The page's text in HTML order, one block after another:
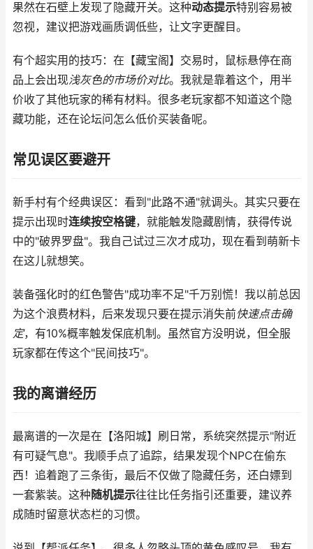
果然在石壁上发现了隐藏开关。这种动态提示特别容易被
忽视，建议把游戏画质调低些，让文字更醒目。
有个超实用的技巧：在【藏宝阁】交易时，鼠标悬停在商
品上会出现浅灰色的市场价对比。我就是靠着这个，用半
价收了其他玩家的稀有材料。很多老玩家都不知道这个隐
藏功能，还在论坛问怎么低价买装备呢。
常见误区要避开
新手村有个经典误区：看到"此路不通"就调头。其实只要在
提示出现时连续按空格键，就能触发隐藏剧情，获得传说
中的"破界罗盘"。我自己试过三次才成功，现在看到萌新卡
在这儿就想笑。
装备强化时的红色警告"成功率不足"千万别慌！我以前总因
为这个浪费材料，后来发现只要在提示消失前快速点击确
定，有10%概率触发保底机制。虽然官方没明说，但全服
玩家都在传这个"民间技巧"。
我的离谱经历
最离谱的一次是在【洛阳城】刷日常，系统突然提示"附近
有可疑气息"。我顺手点了追踪，结果发现个NPC在偷东
西！追着跑了三条街，最后不仅做了隐藏任务，还白嫖到
一套紫装。这种 随机提示往往比任务指引还重要，建议养
成随时留意状态栏的习惯。